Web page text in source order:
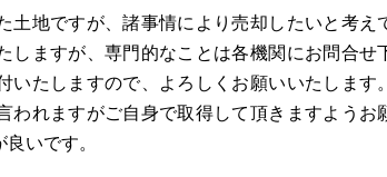
地ですが、諸事情により売却したいと考え
しますが、専門的なことは各機関にお問合せ
いたしますので、よろしくお願いいたします
われますがご自身で取得して頂きますようお
いです。